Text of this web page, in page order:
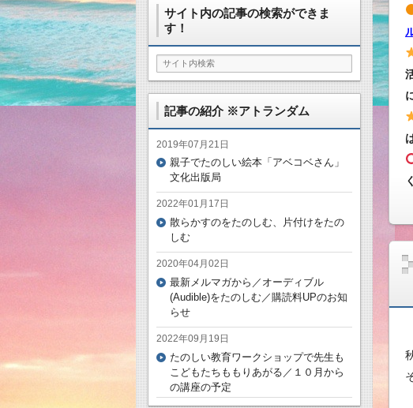
サイト内の記事の検索ができま
す！
記事の紹介 ※アトランダム
2019年07月21日
親子でたのしい絵本「アベコベさん」
文化出版局
2022年01月17日
散らかすのをたのしむ、片付けをたの
しむ
2020年04月02日
最新メルマガから／オーディブル
(Audible)をたのしむ／購読料UPのお知
らせ
2022年09月19日
たのしい教育ワークショップで先生も
こどもたちももりあがる／１０月から
の講座の予定